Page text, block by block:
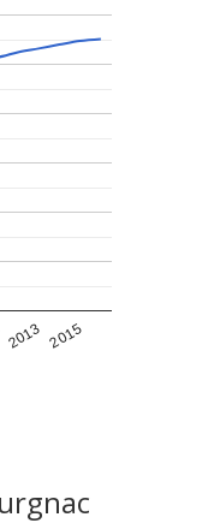
2013 2015